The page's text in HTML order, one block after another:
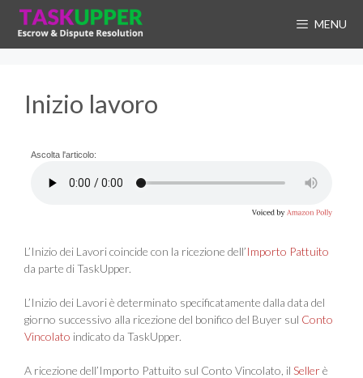
MENU
Inizio lavoro
Ascolta l'articolo:
L’Inizio dei Lavori coincide con la ricezione dell’Importo Pattuito
da parte di TaskUpper.
L’Inizio dei Lavori è determinato specificatamente dalla data del
giorno successivo alla ricezione del bonifico del Buyer sul Conto
Vincolato indicato da TaskUpper.
A ricezione dell’Importo Pattuito sul Conto Vincolato, il Sellerè